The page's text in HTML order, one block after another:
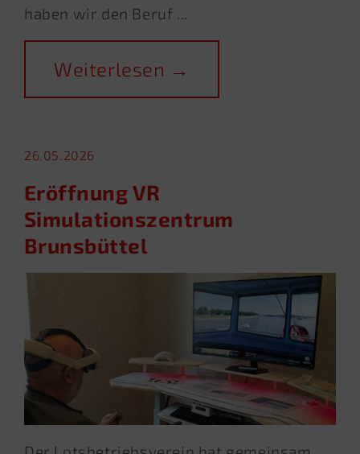
haben wir den Beruf ...
Weiterlesen →
26.05.2026
Eröffnung VR
Simulationszentrum
Brunsbüttel